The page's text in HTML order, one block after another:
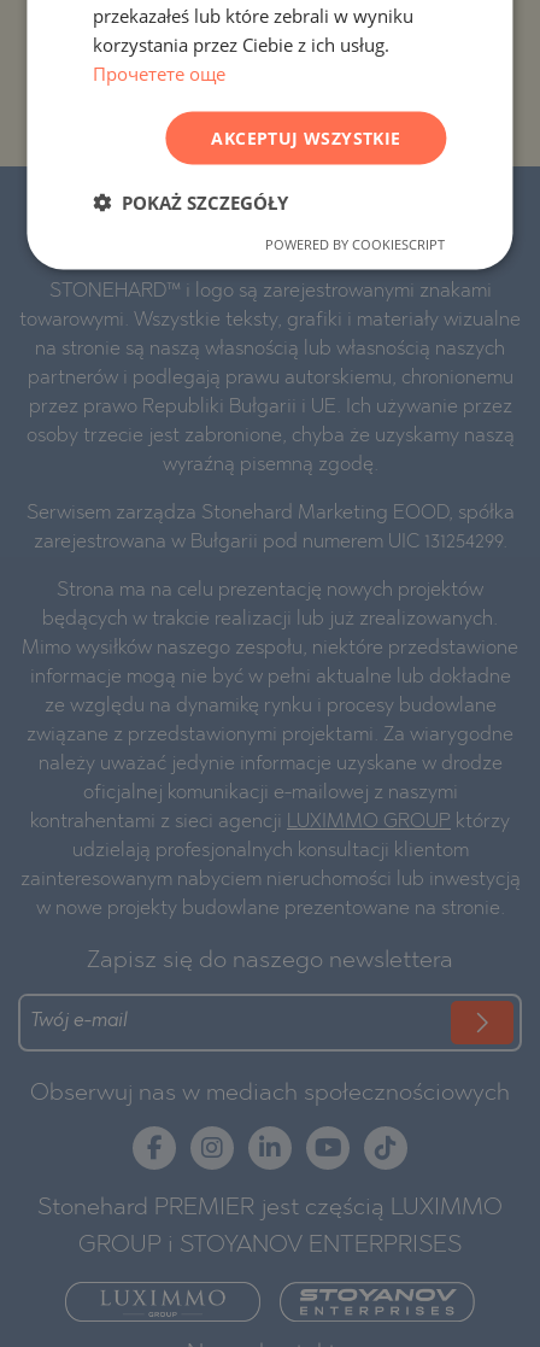
PROJEKTY I NIERUCHOMOŚCI WEDŁUG REGIONU
PROJEKTY I NIERUCHOMOŚCI WEDŁUG NAZWY
BUDYNKU/KOMPLEKSU
© 2016-2026 „Stonehard Marketing” Ltd.
Wszelkie prawa zastrzeżone.
STONEHARD™ i logo są zarejestrowanymi znakami
towarowymi. Wszystkie teksty, grafiki i materiały wizualne
na stronie są naszą własnością lub własnością naszych
partnerów i podlegają prawu autorskiemu, chronionemu
przez prawo Republiki Bułgarii i UE. Ich używanie przez
osoby trzecie jest zabronione, chyba że uzyskamy naszą
wyraźną pisemną zgodę.
Serwisem zarządza Stonehard Marketing EOOD, spółka
zarejestrowana w Bułgarii pod numerem UIC 131254299.
Strona ma na celu prezentację nowych projektów
będących w trakcie realizacji lub już zrealizowanych.
Mimo wysiłków naszego zespołu, niektóre przedstawione
informacje mogą nie być w pełni aktualne lub dokładne
ze względu na dynamikę rynku i procesy budowlane
związane z przedstawionymi projektami. Za wiarygodne
należy uważać jedynie informacje uzyskane w drodze
oficjalnej komunikacji e-mailowej z naszymi
kontrahentami z sieci agencji LUXIMMO GROUP którzy
udzielają profesjonalnych konsultacji klientom
zainteresowanym nabyciem nieruchomości lub inwestycją
w nowe projekty budowlane prezentowane na stronie.
Zapisz się do naszego newslettera
Obserwuj nas w mediach społecznościowych
Stonehard PREMIER jest częścią LUXIMMO
GROUP i STOYANOV ENTERPRISES
ROMANIAN
przekazałeś lub które zebrali w wyniku
korzystania przez Ciebie z ich usług.
Прочетете още
AKCEPTUJ WSZYSTKIE
POKAŻ SZCZEGÓŁY
POWERED BY COOKIESCRIPT